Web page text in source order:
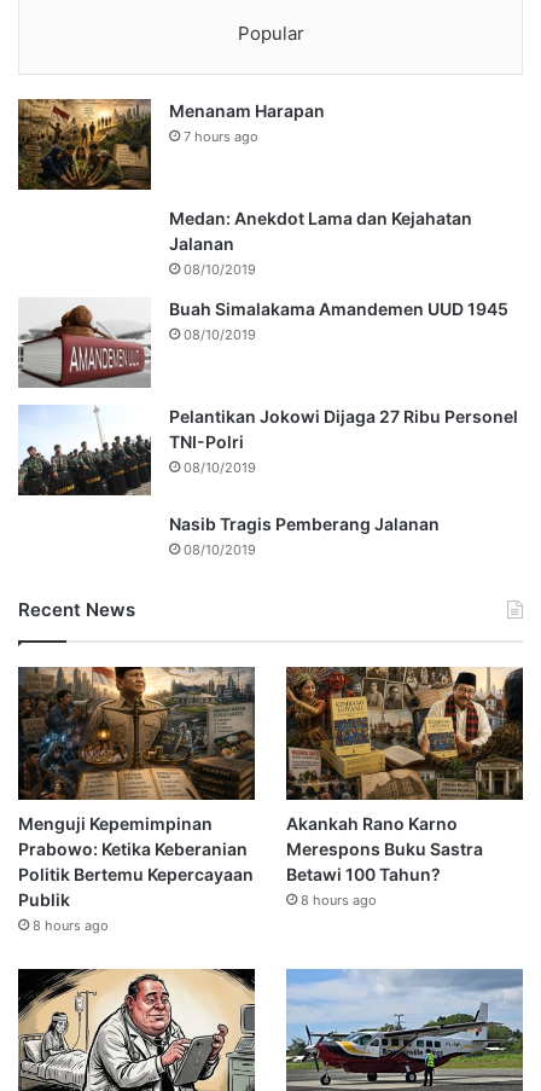
Popular
Menanam Harapan
7 hours ago
Medan: Anekdot Lama dan Kejahatan
Jalanan
08/10/2019
Buah Simalakama Amandemen UUD 1945
08/10/2019
Pelantikan Jokowi Dijaga 27 Ribu Personel
TNI-Polri
08/10/2019
Nasib Tragis Pemberang Jalanan
08/10/2019
Recent News
Menguji Kepemimpinan
Prabowo: Ketika Keberanian
Politik Bertemu Kepercayaan
Publik
8 hours ago
Akankah Rano Karno
Merespons Buku Sastra
Betawi 100 Tahun?
8 hours ago